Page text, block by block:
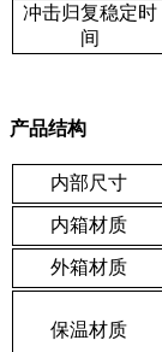
冲击归复稳定时
间
产品结构
内部尺寸
内箱材质
外箱材质
保温材质